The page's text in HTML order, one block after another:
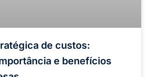
de custos:
e benefícios